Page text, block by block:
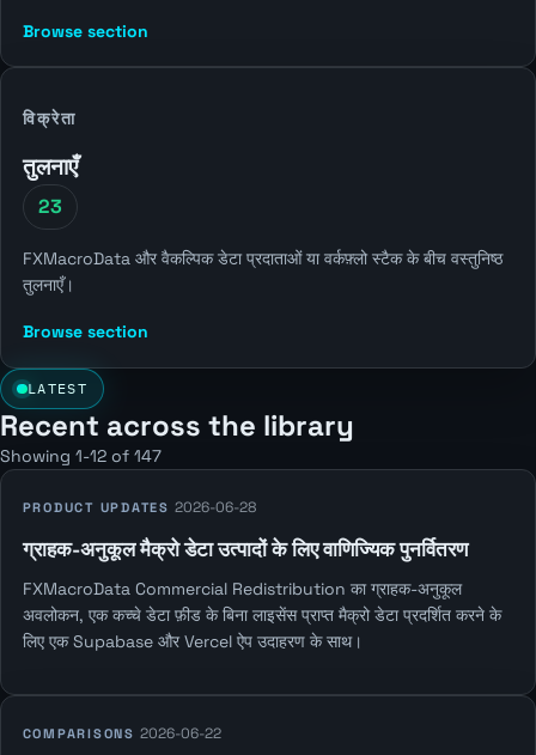
Browse section
विक्रेता
तुलनाएँ
23
FXMacroData और वैकल्पिक डेटा प्रदाताओं या वर्कफ़्लो स्टैक के बीच वस्तुनिष्ठ
तुलनाएँ।
Browse section
LATEST
Recent across the library
Showing 1-12 of 147
PRODUCT UPDATES 2026-06-28
ग्राहक-अनुकूल मैक्रो डेटा उत्पादों के लिए वाणिज्यिक पुनर्वितरण
FXMacroData Commercial Redistribution का ग्राहक-अनुकूल
अवलोकन, एक कच्चे डेटा फ़ीड के बिना लाइसेंस प्राप्त मैक्रो डेटा प्रदर्शित करने के
लिए एक Supabase और Vercel ऐप उदाहरण के साथ।
COMPARISONS 2026-06-22